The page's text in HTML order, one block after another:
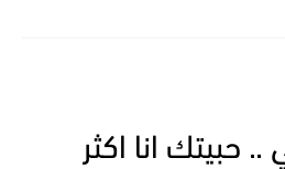
حبيتك انا اكثر